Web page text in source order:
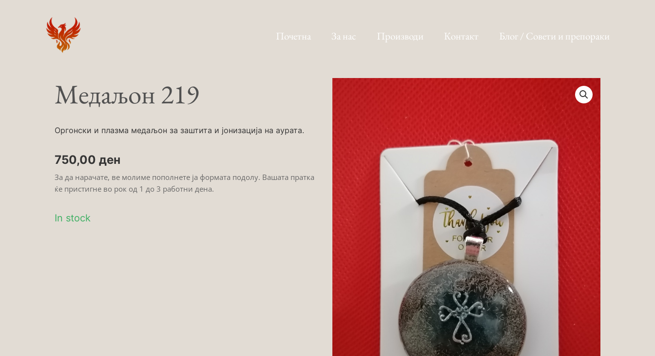
Почетна За нас Производи Контакт Блог / Совети и препораки
Медаљон 219
Оргонски и плазма медаљон за заштита и јонизација на аурата.
750,00 ден
За да нарачате, ве молиме пополнете ја формата подолу. Вашата пратка
ќе пристигне во рок од 1 до 3 работни дена.
In stock